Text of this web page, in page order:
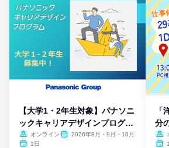
【大学1・2年生対象】パナソニ
ックキャリアデザインプログラ
ム
オンライン
2026年8月・9月・10月
1日
「
分